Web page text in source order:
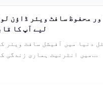
لیے آپ کا
دنیا میں آفیشل سافٹ ویئر
میں انٹرنیٹ ہماری زندگی کا ایک لازمی حصہ بن...